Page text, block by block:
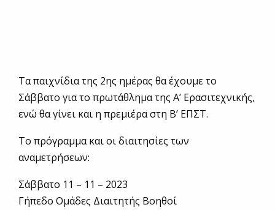
Τα παιχνίδια της 2ης ημέρας θα έχουμε το
Σάββατο για το πρωτάθλημα της Α’ Ερασιτεχνικής,
ενώ θα γίνει και η πρεμιέρα στη Β’ ΕΠΣΤ.
Το πρόγραμμα και οι διαιτησίες των
αναμετρήσεων:
Σάββατο 11 – 11 – 2023
Γήπεδο Ομάδες Διαιτητής Βοηθοί